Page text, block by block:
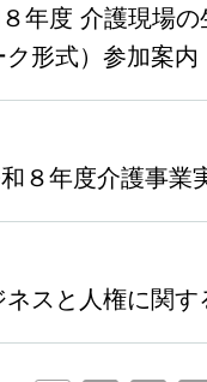
年度 介護現場
形式）参加案内
８年度介護事
スと人権に関す